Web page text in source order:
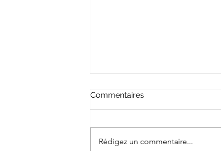
Commentaires
Rédigez un commentaire...